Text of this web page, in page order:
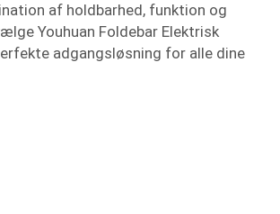
af holdbarhed, funktion og
Youhuan Foldebar Elektrisk
adgangsløsning for alle dine